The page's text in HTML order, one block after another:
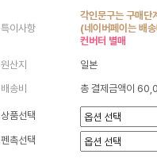
특이사항
각인문구는 구매단
(네이버페이는 배
컨버터 별매
원산지
일본
배송비
총 결제금액이
상품선택
펜촉선택